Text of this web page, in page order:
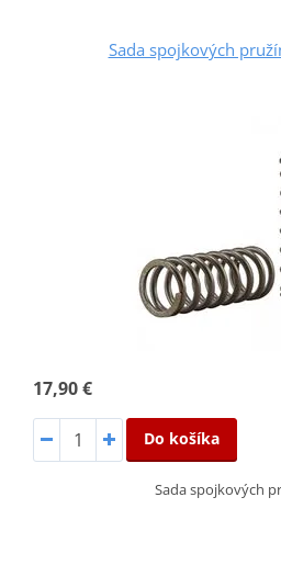
Sada spojkových
17,90 €
Do košíka
Sada spojkových